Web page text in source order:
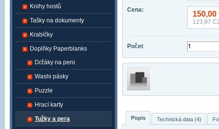
Cena:
150,00
123,97
Počet
Popis Technická data (4)
Knihy hostů
Tašky na dokumenty
Krabičky
Doplňky Paperblanks
Držáky na pero
Washi pásky
Puzzle
Hrací karty
Tužky a pera